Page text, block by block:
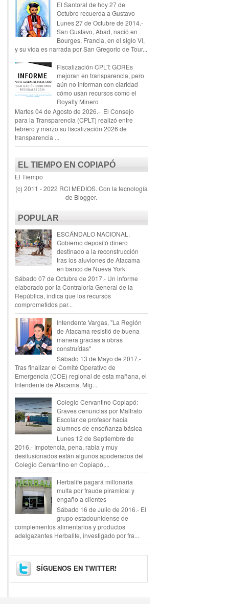
El Santoral de hoy 27 de
Octubre recuerda a Gustavo
Lunes 27 de Octubre de 2014.-
San Gustavo, Abad, nació en
Bourges, Francia, en el siglo VI,
y su vida es narrada por San Gregorio de Tour...
Fiscalización CPLT: GOREs
mejoran en transparencia, pero
aún no informan con claridad
cómo usan recursos como el
Royalty Minero
Martes 04 de Agosto de 2026.- El Consejo
para la Transparencia (CPLT) realizó entre
febrero y marzo su fiscalización 2026 de
transparencia ...
EL TIEMPO EN COPIAPÓ
El Tiempo
(c) 2011 - 2022 RCI MEDIOS. Con la tecnología
de Blogger.
POPULAR
ESCÁNDALO NACIONAL.
Gobierno depositó dinero
destinado a la reconstrucción
tras los aluviones de Atacama
en banco de Nueva York
Sábado 07 de Octubre de 2017.- Un informe
elaborado por la Contraloría General de la
República, indica que los recursos
comprometidos par...
Intendente Vargas, "La Región
de Atacama resistió de buena
manera gracias a obras
construídas"
Sábado 13 de Mayo de 2017.-
Tras finalizar el Comité Operativo de
Emergencia (COE) regional de esta mañana, el
Intendente de Atacama, Mig...
Colegio Cervantino Copiapó:
Graves denuncias por Maltrato
Escolar de profesor hacia
alumnos de enseñanza básica
Lunes 12 de Septiembre de
2016.- Impotencia, pena, rabia y muy
desilusionados están algunos apoderados del
Colegio Cervantino en Copiapó,...
Herbalife pagará millonaria
multa por fraude piramidal y
engaño a clientes
Sábado 16 de Julio de 2016.- El
grupo estadounidense de
complementos alimentarios y productos
adelgazantes Herbalife, investigado por fra...
SÍGUENOS EN TWITTER!